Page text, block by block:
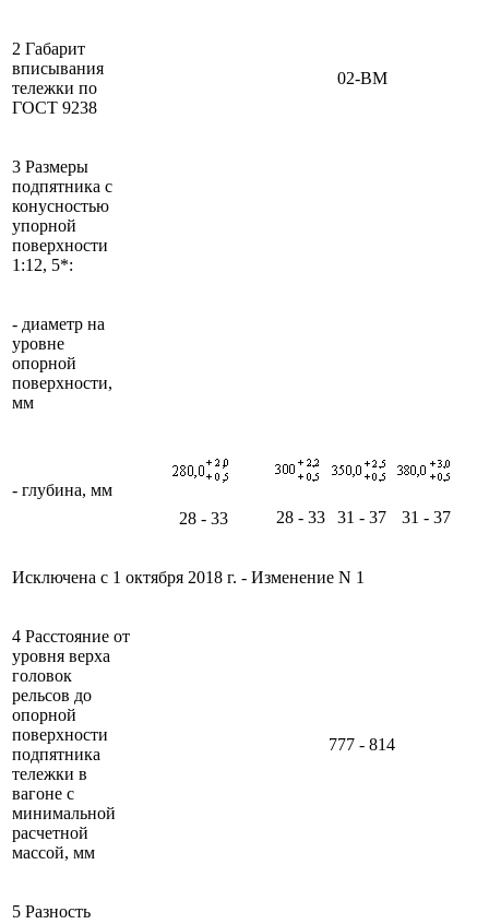
2 Габарит
вписывания
тележки по
ГОСТ 9238
02-ВМ
3 Размеры
подпятника с
конусностью
упорной
поверхности
1:12, 5*:
- диаметр на
уровне
опорной
поверхности,
мм
- глубина, мм
28 - 33
28 - 33 31 - 37 31 - 37
Исключена с 1 октября 2018 г. - Изменение N 1
4 Расстояние от
уровня верха
головок
рельсов до
опорной
поверхности
подпятника
тележки в
вагоне с
минимальной
расчетной
массой, мм
777 - 814
5 Разность